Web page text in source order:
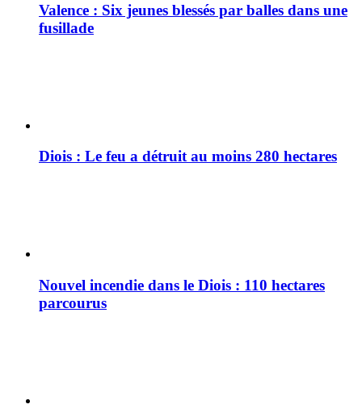
Valence : Six jeunes blessés par balles dans une
fusillade
Diois : Le feu a détruit au moins 280 hectares
Nouvel incendie dans le Diois : 110 hectares
parcourus